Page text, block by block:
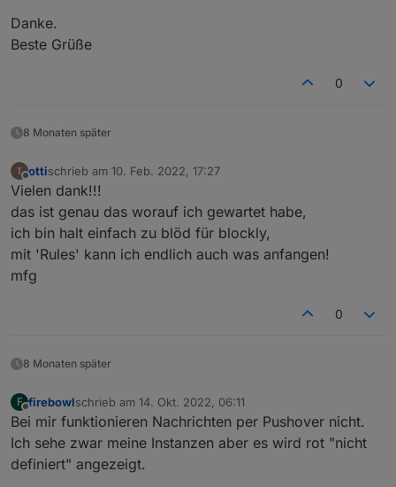
Danke.
Beste Grüße
0
8 Monaten später
Offline
ottischrieb am 10. Feb. 2022, 17:27
zuletzt editiert von
Vielen dank!!!
das ist genau das worauf ich gewartet habe,
ich bin halt einfach zu blöd für blockly,
mit 'Rules' kann ich endlich auch was anfangen!
mfg
0
8 Monaten später
F
Offline
firebowlschrieb am 14. Okt. 2022, 06:11
zuletzt editiert von
Bei mir funktionieren Nachrichten per Pushover nicht.
Ich sehe zwar meine Instanzen aber es wird rot "nicht
definiert" angezeigt.